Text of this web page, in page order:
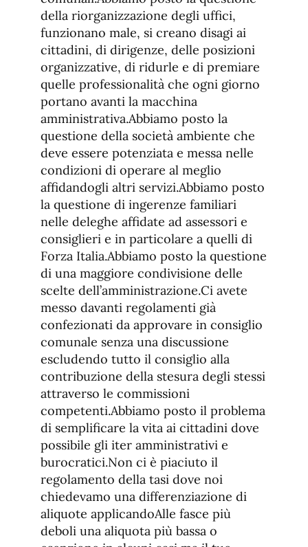
della riorganizzazione degli uffici,
funzionano male, si creano disagi ai
cittadini, di dirigenze, delle posizioni
organizzative, di ridurle e di premiare
quelle professionalità che ogni giorno
portano avanti la macchina
amministrativa.Abbiamo posto la
questione della società ambiente che
deve essere potenziata e messa nelle
condizioni di operare al meglio
affidandogli altri servizi.Abbiamo posto
la questione di ingerenze familiari
nelle deleghe affidate ad assessori e
consiglieri e in particolare a quelli di
Forza Italia.Abbiamo posto la questione
di una maggiore condivisione delle
scelte dell’amministrazione.Ci avete
messo davanti regolamenti già
confezionati da approvare in consiglio
comunale senza una discussione
escludendo tutto il consiglio alla
contribuzione della stesura degli stessi
attraverso le commissioni
competenti.Abbiamo posto il problema
di semplificare la vita ai cittadini dove
possibile gli iter amministrativi e
burocratici.Non ci è piaciuto il
regolamento della tasi dove noi
chiedevamo una differenziazione di
aliquote applicandoAlle fasce più
deboli una aliquota più bassa o